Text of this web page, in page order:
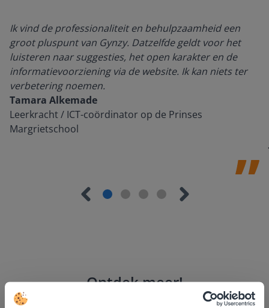
Ik vind de professionaliteit en behulpzaamheid een
groot pluspunt van Gynzy. Datzelfde geldt voor het
luisteren naar suggesties, het open karakter en de
informatievoorziening via de website. Ik kan niets ter
verbetering noemen.
Tamara Alkemade
Leerkracht / ICT-coördinator op de Prinses
Margrietschool
Ontdek meer!